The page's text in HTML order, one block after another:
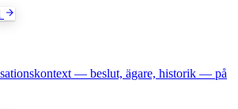
— beslut, ägare, historik — på